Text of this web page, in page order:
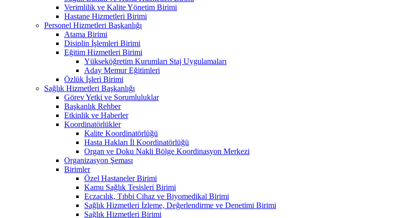
Verimlilik ve Kalite Yönetim Birimi
Hastane Hizmetleri Birimi
Personel Hizmetleri Başkanlığı
Atama Birimi
Disiplin İşlemleri Birimi
Eğitim Hizmetleri Birimi
Yükseköğretim Kurumları Staj Uygulamaları
Aday Memur Eğitimleri
Özlük İşleri Birimi
Sağlık Hizmetleri Başkanlığı
Görev Yetki ve Sorumluluklar
Başkanlık Rehber
Etkinlik ve Haberler
Koordinatörlükler
Kalite Koordinatörlüğü
Hasta Hakları İl Koordinatörlüğü
Organ ve Doku Nakli Bölge Koordinasyon Merkezi
Organizasyon Şeması
Birimler
Özel Hastaneler Birimi
Kamu Sağlık Tesisleri Birimi
Eczacılık, Tıbbi Cihaz ve Biyomedikal Birimi
Sağlık Hizmetleri İzleme, Değerlendirme ve Denetimi Birimi
Sağlık Hizmetleri Birimi